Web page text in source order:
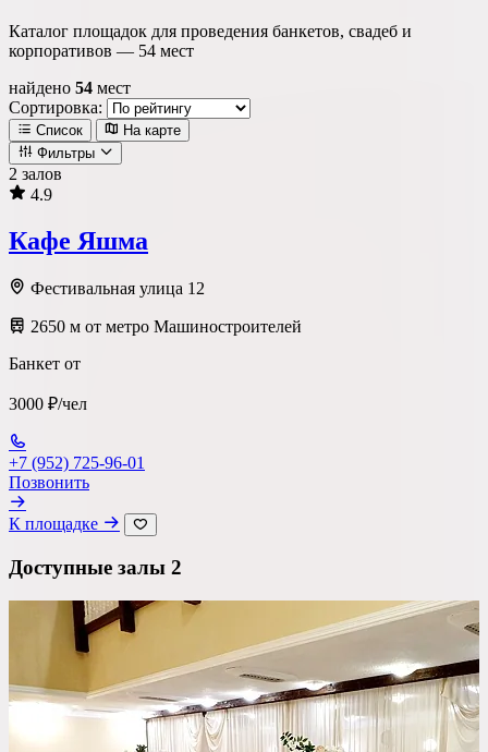
Каталог площадок для проведения банкетов, свадеб и
корпоративов — 54 мест
найдено 54 мест
Сортировка:
Список
На карте
Фильтры
Локация
Метро Район Округ
Тип площадки
Банкетный зал
Лофт
до 150 чел
Бюджет на персону
—
2 залов
4.9
Кафе Яшма
Фестивальная улица 12
2650 м от метро Машиностроителей
Банкет от
3000 ₽/чел
+7 (952) 725-96-01
Позвонить
К площадке
Доступные залы 2